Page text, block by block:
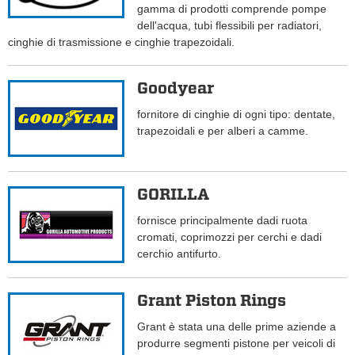
gamma di prodotti comprende pompe
dell'acqua, tubi flessibili per radiatori,
cinghie di trasmissione e cinghie trapezoidali.
Goodyear
fornitore di cinghie di ogni tipo: dentate,
trapezoidali e per alberi a camme.
GORILLA
fornisce principalmente dadi ruota
cromati, coprimozzi per cerchi e dadi
cerchio antifurto.
Grant Piston Rings
Grant è stata una delle prime aziende a
produrre segmenti pistone per veicoli di